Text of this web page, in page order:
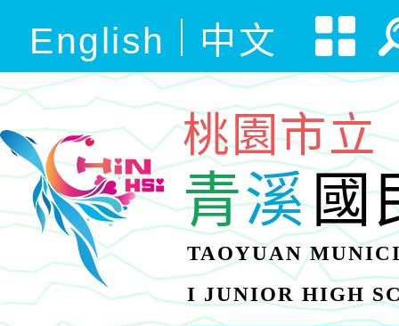
English 中文
桃園市立
青溪國
TAOYUAN
I JUNIOR HIGH